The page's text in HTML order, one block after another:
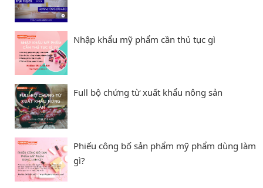
Nhập khẩu mỹ phẩm cần thủ tục gì
Full bộ chứng từ xuất khẩu nông sản
Phiếu công bố sản phẩm mỹ phẩm dùng làm
gì?